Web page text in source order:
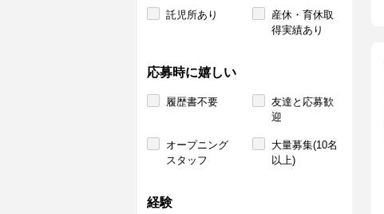
託児所あり
産休・育休取
得実績あり
応募時に嬉しい
履歴書不要
友達と応募歓
迎
オープニング
スタッフ
大量募集(10名
以上)
経験